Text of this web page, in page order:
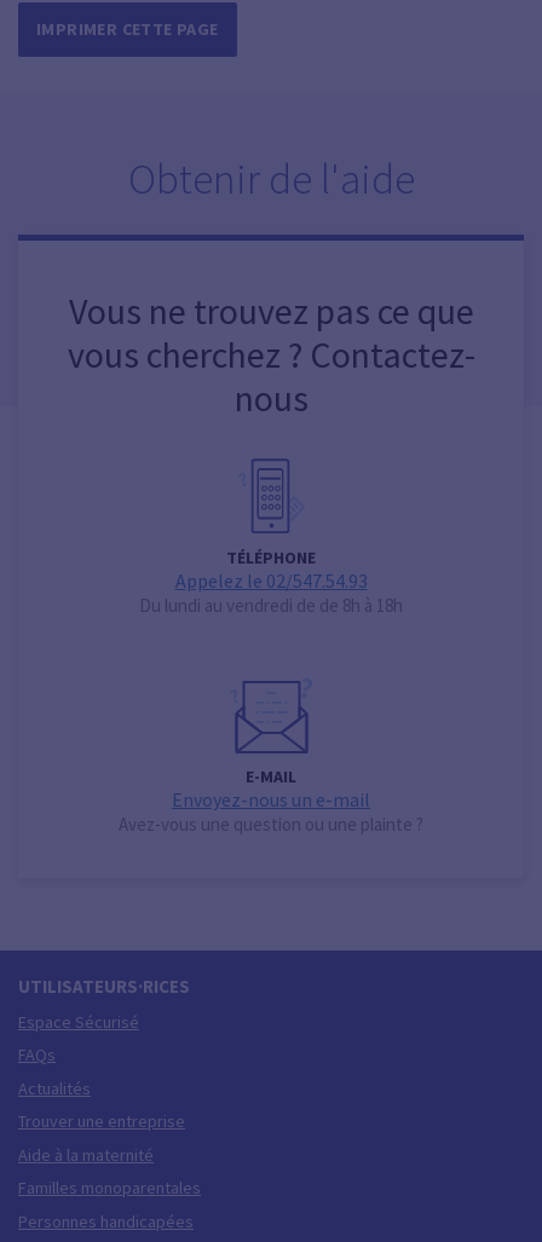
IMPRIMER CETTE PAGE
Obtenir de l'aide
Vous ne trouvez pas ce que
vous cherchez ? Contactez-
nous
TÉLÉPHONE
Appelez le 02/547.54.93
Du lundi au vendredi de de 8h à 18h
E-MAIL
Envoyez-nous un e-mail
Avez-vous une question ou une plainte ?
UTILISATEURS·RICES
Espace Sécurisé
FAQs
Actualités
Trouver une entreprise
Aide à la maternité
Familles monoparentales
Personnes handicapées